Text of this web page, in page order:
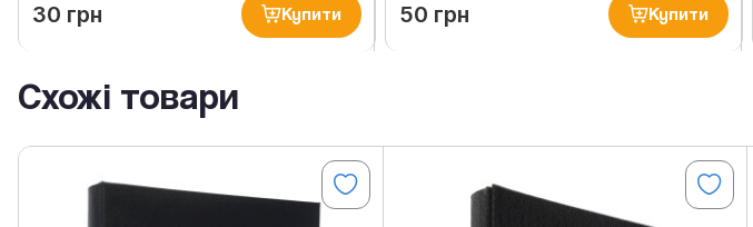
30 грн Купити 50 грн Купити
Схожі товари